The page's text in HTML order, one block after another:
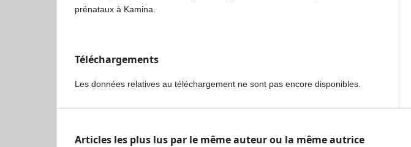
prénataux à Kamina.
Téléchargements
Les données relatives au téléchargement ne sont pas encore disponibles.
Articles les plus lus par le même auteur ou la même autrice